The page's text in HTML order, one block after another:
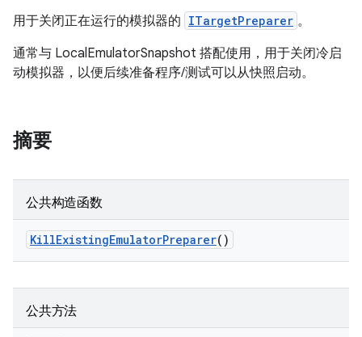
用于关闭正在运行的模拟器的 ITargetPreparer 。
通常与 LocalEmulatorSnapshot 搭配使用，用于关闭冷启
动模拟器，以便后续准备程序/测试可以从快照启动。
摘要
公共构造函数
KillExistingEmulatorPreparer()
公共方法